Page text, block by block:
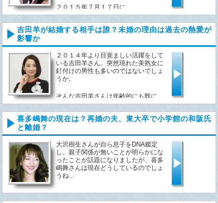
２０１５年７月１７日に...
吉田羊が結婚する相手は誰？未婚の理由は過去の熱愛が
影響か
２０１４年より目覚ましい活躍をして
いる吉田羊さん。突然現れた美熟女に
釘付けの男性も多いのではないでしょ
うか。
そんな吉田羊さんは年齢的にも既に...
喜多嶋舞の現在は？再婚の夫、東大卒で小学館の和阪氏
と離婚？
大沢樹生さんが自ら息子をDNA鑑定
し、親子関係が無いことが明らかにな
ったことが話題になりましたが、喜多
嶋舞さんは現在どうしているのでしょ
うね...